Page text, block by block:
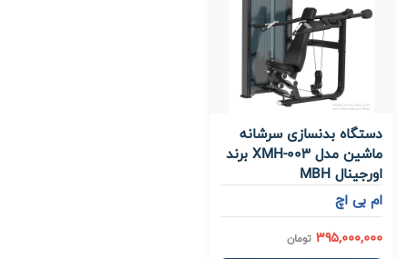
دستگاه بدنسازی سرشانه
ماشین مدل XMH-003 برند
اورجینال MBH
ام بی اچ
395,000,000 تومان